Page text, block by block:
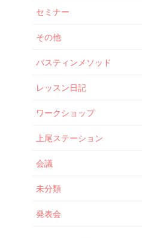
セミナー
その他
バスティンメソッド
レッスン日記
ワークショップ
上尾ステーション
会議
未分類
発表会